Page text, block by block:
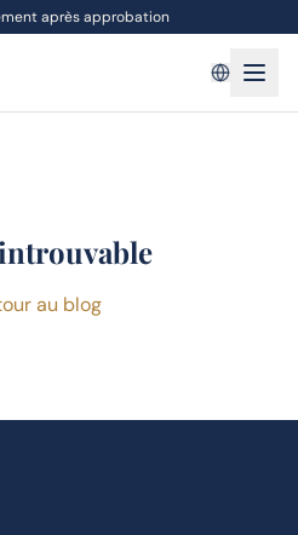
après approbation
au blog